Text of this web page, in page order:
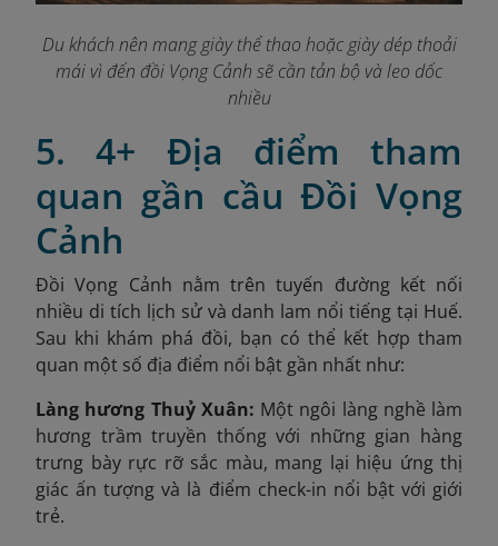
Du khách nên mang giày thể thao hoặc giày dép thoải
mái vì đến đồi Vọng Cảnh sẽ cần tản bộ và leo dốc
nhiều
5. 4+ Địa điểm tham
quan gần cầu Đồi Vọng
Cảnh
Đồi Vọng Cảnh nằm trên tuyến đường kết nối
nhiều di tích lịch sử và danh lam nổi tiếng tại Huế.
Sau khi khám phá đồi, bạn có thể kết hợp tham
quan một số địa điểm nổi bật gần nhất như:
Làng hương Thuỷ Xuân: Một ngôi làng nghề làm
hương trầm truyền thống với những gian hàng
trưng bày rực rỡ sắc màu, mang lại hiệu ứng thị
giác ấn tượng và là điểm check-in nổi bật với giới
trẻ.